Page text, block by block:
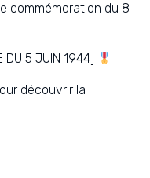
commémoration du 8
DU 5 JUIN 1944]
découvrir la